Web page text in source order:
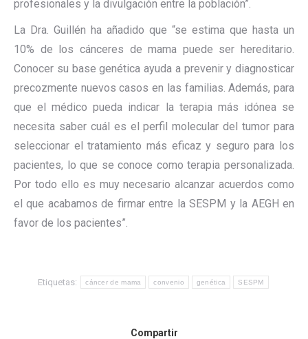
profesionales y la divulgación entre la población”.
La Dra. Guillén ha añadido que “se estima que hasta un
10% de los cánceres de mama puede ser hereditario.
Conocer su base genética ayuda a prevenir y diagnosticar
precozmente nuevos casos en las familias. Además, para
que el médico pueda indicar la terapia más idónea se
necesita saber cuál es el perfil molecular del tumor para
seleccionar el tratamiento más eficaz y seguro para los
pacientes, lo que se conoce como terapia personalizada.
Por todo ello es muy necesario alcanzar acuerdos como
el que acabamos de firmar entre la SESPM y la AEGH en
favor de los pacientes”.
Etiquetas: cáncer de mama convenio genética SESPM
Compartir